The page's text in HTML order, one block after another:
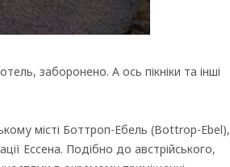
заборонено. А ось пікніки та інші
місті Боттроп-Ебель (Bottrop-Ebel),
Ессена. Подібно до австрійського,